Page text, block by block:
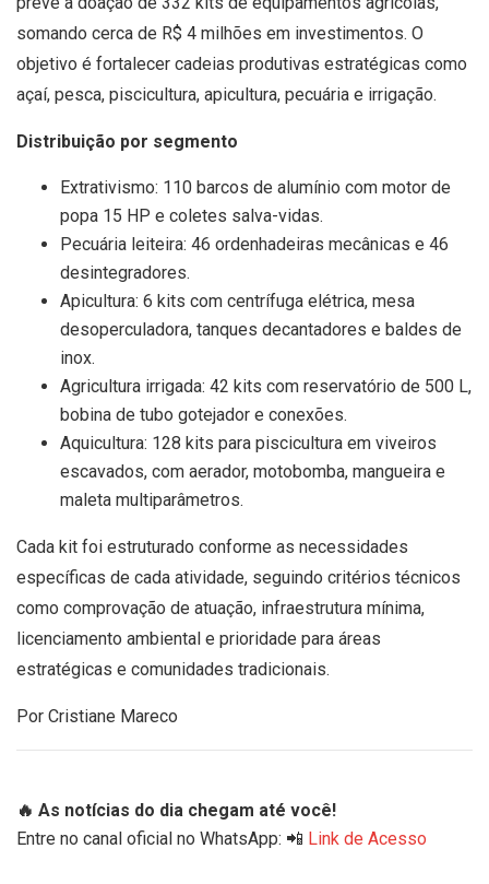
somando cerca de R$ 4 milhões em investimentos. O
objetivo é fortalecer cadeias produtivas estratégicas como
açaí, pesca, piscicultura, apicultura, pecuária e irrigação.
Distribuição por segmento
Extrativismo: 110 barcos de alumínio com motor de
popa 15 HP e coletes salva-vidas.
Pecuária leiteira: 46 ordenhadeiras mecânicas e 46
desintegradores.
Apicultura: 6 kits com centrífuga elétrica, mesa
desoperculadora, tanques decantadores e baldes de
inox.
Agricultura irrigada: 42 kits com reservatório de 500 L,
bobina de tubo gotejador e conexões.
Aquicultura: 128 kits para piscicultura em viveiros
escavados, com aerador, motobomba, mangueira e
maleta multiparâmetros.
Cada kit foi estruturado conforme as necessidades
específicas de cada atividade, seguindo critérios técnicos
como comprovação de atuação, infraestrutura mínima,
licenciamento ambiental e prioridade para áreas
estratégicas e comunidades tradicionais.
Por Cristiane Mareco
🔥 As notícias do dia chegam até você!
Entre no canal oficial no WhatsApp: 📲 Link de Acesso